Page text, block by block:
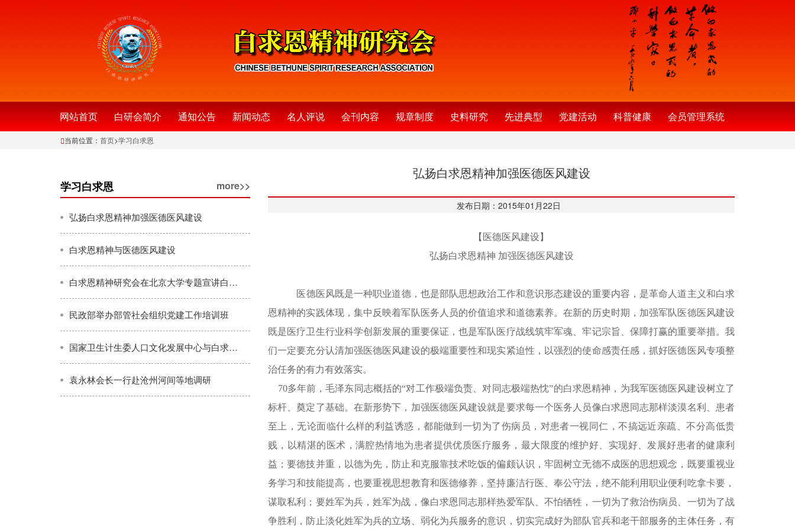
网站首页 白研会简介 通知公告 新闻动态 名人评说 会刊内容 规章制度 史料研究 先进典型 党建活动 科普健康 会员管理系统
当前位置： 首页>学习白求恩
学习白求恩 more>>
弘扬白求恩精神加强医德医风建设
白求恩精神与医德医风建设
白求恩精神研究会在北京大学专题宣讲白求恩精神
民政部举办部管社会组织党建工作培训班
国家卫生计生委人口文化发展中心与白求恩精神研究会共同探讨白求恩题材创作推介工作
袁永林会长一行赴沧州河间等地调研
弘扬白求恩精神加强医德医风建设
发布日期：2015年01月22日
【医德医风建设】
弘扬白求恩精神 加强医德医风建设
医德医风既是一种职业道德，也是部队思想政治工作和意识形态建设的重要内容，是革命人道主义和白求
恩精神的实践体现，集中反映着军队医务人员的价值追求和道德素养。在新的历史时期，加强军队医德医风建设
既是医疗卫生行业科学创新发展的重要保证，也是军队医疗战线筑牢军魂、牢记宗旨、保障打赢的重要举措。我
们一定要充分认清加强医德医风建设的极端重要性和现实紧迫性，以强烈的使命感责任感，抓好医德医风专项整
治任务的有力有效落实。
70多年前，毛泽东同志概括的“对工作极端负责、对同志极端热忱”的白求恩精神，为我军医德医风建设树立了
标杆、奠定了基础。在新形势下，加强医德医风建设就是要求每一个医务人员像白求恩同志那样淡漠名利、患者
至上，无论面临什么样的利益诱惑，都能做到一切为了伤病员，对患者一视同仁，不搞远近亲疏、不分高低贵
贱，以精湛的医术，满腔热情地为患者提供优质医疗服务，最大限度的维护好、实现好、发展好患者的健康利
益；要德技并重，以德为先，防止和克服靠技术吃饭的偏颇认识，牢固树立无德不成医的思想观念，既要重视业
务学习和技能提高，也要重视思想教育和医德修养，坚持廉洁行医、奉公守法，绝不能利用职业便利吃拿卡要，
谋取私利；要姓军为兵，姓军为战，像白求恩同志那样热爱军队、不怕牺牲，一切为了救治伤病员、一切为了战
争胜利，防止淡化姓军为兵的立场、弱化为兵服务的意识，切实完成好为部队官兵和老干部服务的主体任务，有